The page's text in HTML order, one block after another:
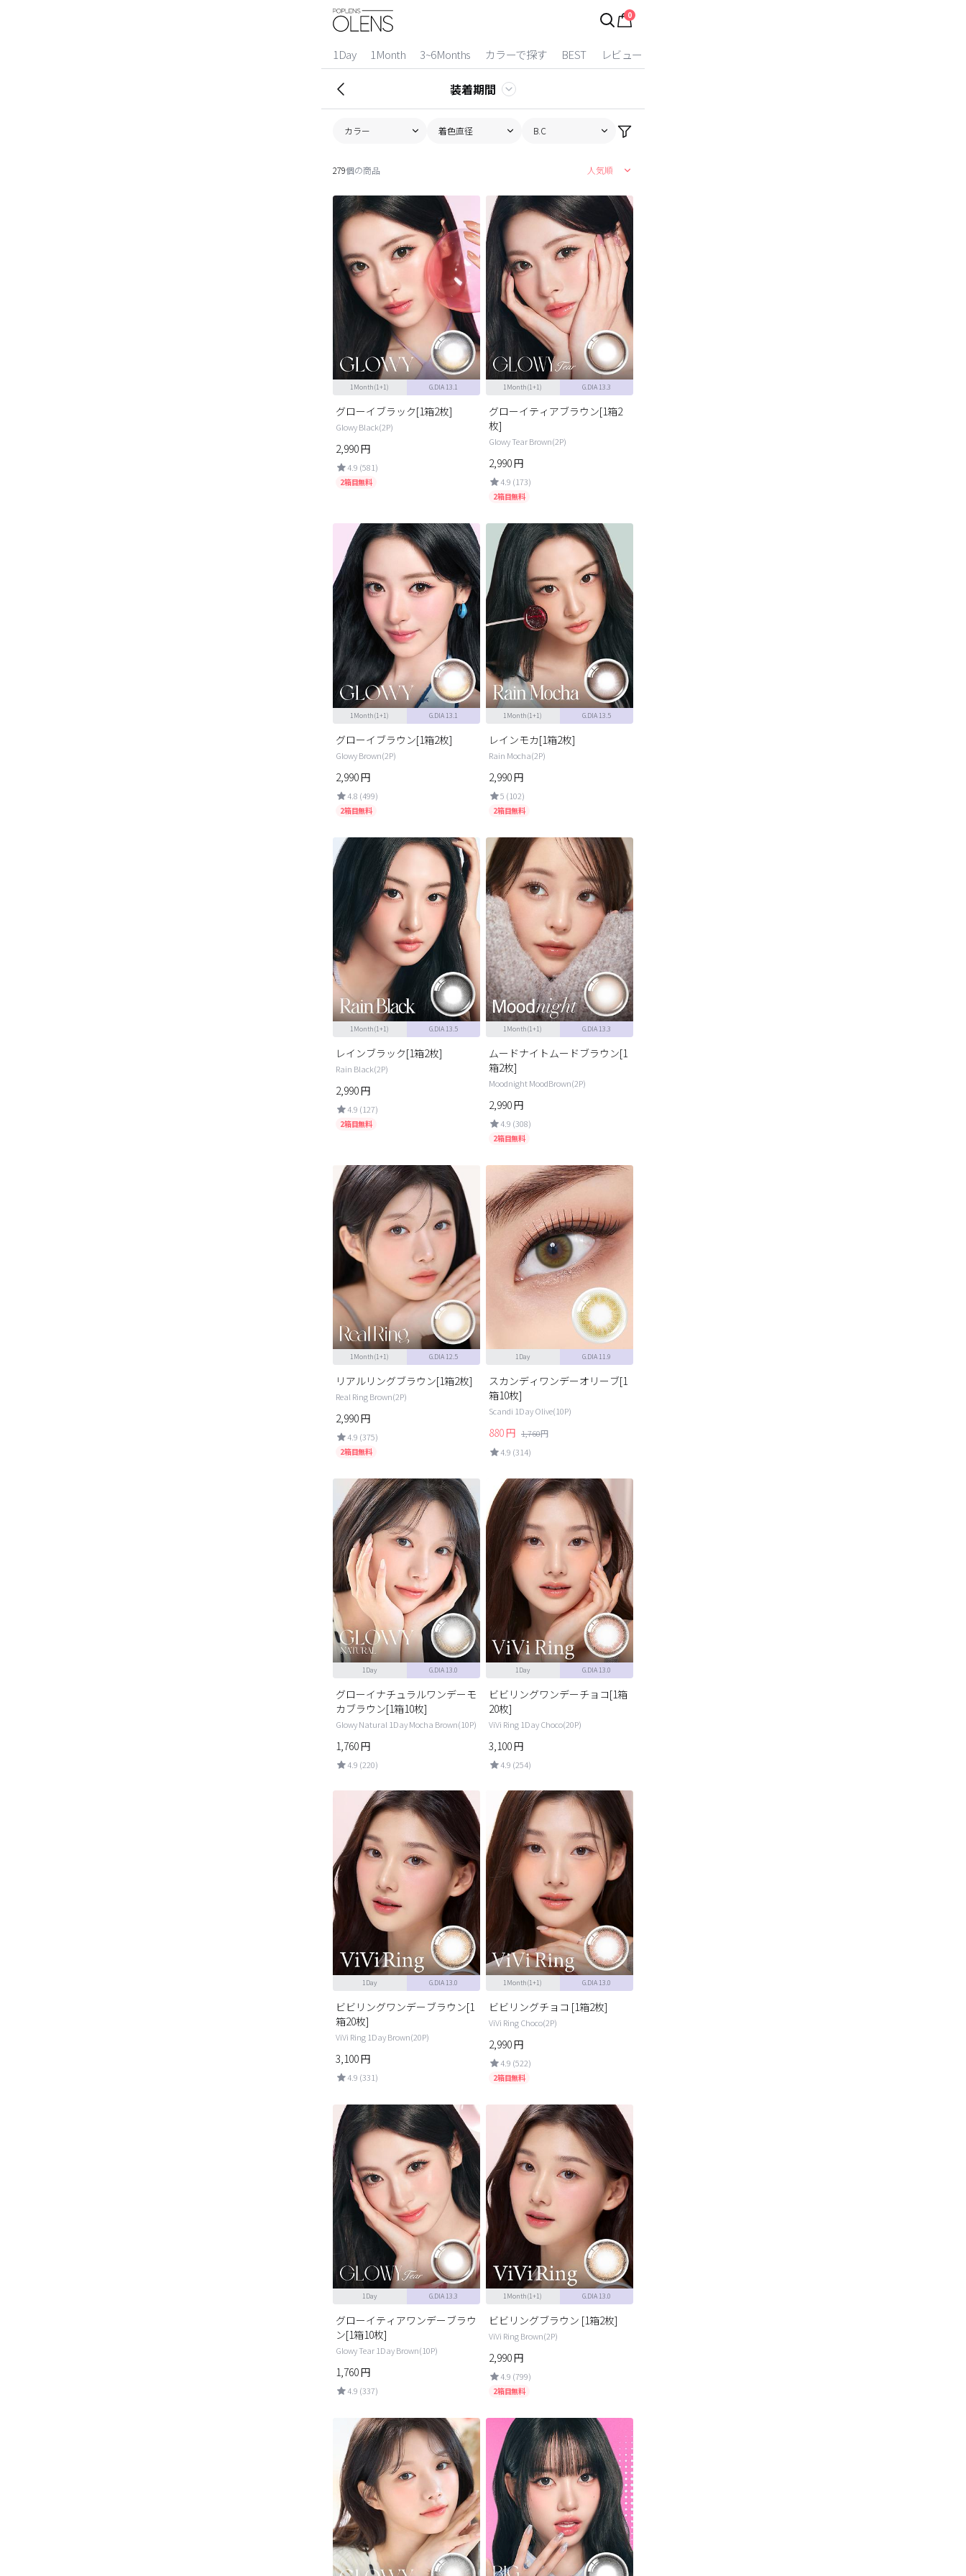
0
1Day 1Month 3~6Months カラーで探す BEST レビュー
2 Weeks
3~6 Months
チョコ
ブラック
グリーン
ピンク
LINE
装着期間
カラー 着色直径 B.C
279個の商品 人気順
1Month(1+1) G.DIA 13.1
グローイブラック[1箱2枚]
Glowy Black(2P)
2,990円
4.9 (581)
2箱目無料
1Month(1+1) G.DIA 13.3
グローイティアブラウン[1箱2
枚]
Glowy Tear Brown(2P)
2,990円
4.9 (173)
2箱目無料
1Month(1+1) G.DIA 13.1
グローイブラウン[1箱2枚]
Glowy Brown(2P)
2,990円
4.8 (499)
2箱目無料
1Month(1+1) G.DIA 13.5
レインモカ[1箱2枚]
Rain Mocha(2P)
2,990円
5 (102)
2箱目無料
1Month(1+1) G.DIA 13.5
レインブラック[1箱2枚]
Rain Black(2P)
2,990円
4.9 (127)
2箱目無料
1Month(1+1) G.DIA 13.3
ムードナイトムードブラウン[1
箱2枚]
Moodnight MoodBrown(2P)
2,990円
4.9 (308)
2箱目無料
1Month(1+1) G.DIA 12.5
リアルリングブラウン[1箱2枚]
Real Ring Brown(2P)
2,990円
4.9 (375)
2箱目無料
1Day G.DIA 11.9
スカンディワンデーオリーブ[1
箱10枚]
Scandi 1Day Olive(10P)
880 円 1,760円
4.9 (314)
1Day G.DIA 13.0
グローイナチュラルワンデーモ
カブラウン[1箱10枚]
Glowy Natural 1Day Mocha Brown(10P)
1,760円
4.9 (220)
1Day G.DIA 13.0
ビビリングワンデーチョコ[1箱
20枚]
ViVi Ring 1Day Choco(20P)
3,100円
4.9 (254)
1Day G.DIA 13.0
ビビリングワンデーブラウン[1
箱20枚]
ViVi Ring 1Day Brown(20P)
3,100円
4.9 (331)
1Month(1+1) G.DIA 13.0
ビビリングチョコ [1箱2枚]
ViVi Ring Choco(2P)
2,990円
4.9 (522)
2箱目無料
1Day G.DIA 13.3
グローイティアワンデーブラウ
ン[1箱10枚]
Glowy Tear 1Day Brown(10P)
1,760円
4.9 (337)
1Month(1+1) G.DIA 13.0
ビビリングブラウン [1箱2枚]
ViVi Ring Brown(2P)
2,990円
4.9 (799)
2箱目無料